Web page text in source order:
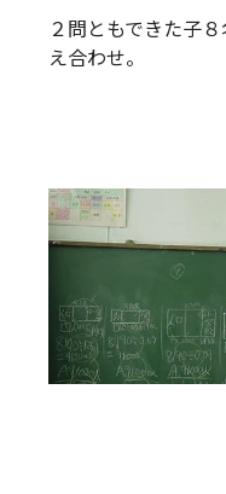
２問ともできた子
え合わせ。